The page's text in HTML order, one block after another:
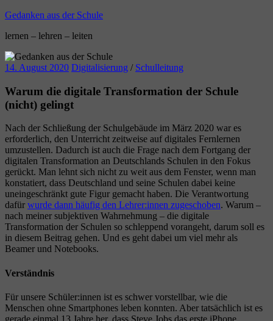
Zum
springen
Gedanken aus der Schule
lernen – lehren – leiten
14. August 2020 Digitalisierung / Schulleitung
Warum die digitale Transformation der Schule
(nicht) gelingt
Nach der Schließung der Schulgebäude im März 2020 war es
erforderlich, den Unterricht zeitweise auf digitales Fernlernen
umzustellen. Dadurch ist auch die Frage nach dem Fortgang der
digitalen Transformation an Deutschlands Schulen in den Fokus
gerückt. Man lehnt sich nicht zu weit aus dem Fenster, wenn man
konstatiert, dass Deutschland und seine Schulen dabei keine
uneingeschränkt gute Figur gemacht haben. Die Verantwortung
dafür wurde dann häufig den Lehrer:innen zugeschoben. Warum –
nach meiner subjektiven Wahrnehmung – die digitale
Transformation der Schulen so schleppend vorangeht, darum soll es
in diesem Beitrag gehen. Und es geht dabei um viel mehr als
Beamer und Notebooks.
Verständnis
Für unsere Schüler:innen ist es schwer vorstellbar, wie die
Menschen ohne Smartphones leben konnten. Aber tatsächlich ist es
gerade einmal 13 Jahre her, dass Steve Jobs das erste iPhone